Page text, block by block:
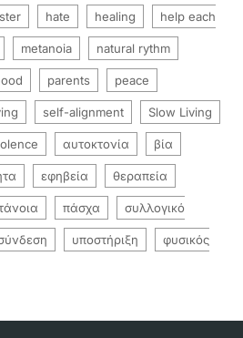
hate healing help each
metanoia natural rythm
parents peace
self-alignment Slow Living
αυτοκτονία βία
εφηβεία θεραπεία
πάσχα συλλογικό
υποστήριξη φυσικός